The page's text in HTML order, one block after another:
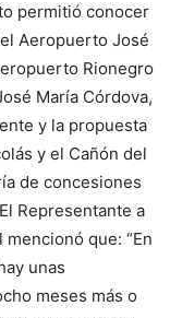
permitió conocer
Aeropuerto José
Rionegro
María Córdova,
y la propuesta
y el Cañón del
de concesiones
Representante a
que: “En
unas
meses más o